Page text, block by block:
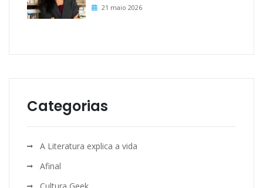
21 maio 2026
Categorias
A Literatura explica a vida
Afinal